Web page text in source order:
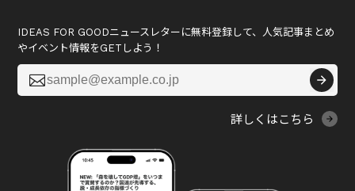
IDEAS FOR GOODニュースレターに無料登録して、人気記事まとめ
やイベント情報をGETしよう！

詳しくはこちら